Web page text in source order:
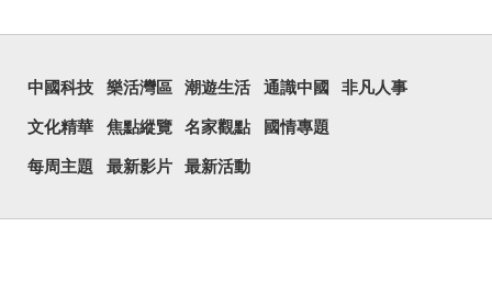
中國科技 樂活灣區 潮遊生活 通識中國 非凡人事
文化精華 焦點縱覽 名家觀點 國情專題
每周主題 最新影片 最新活動